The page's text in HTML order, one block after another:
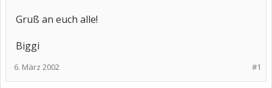
Gruß an euch alle!
Biggi
#1
6. März 2002